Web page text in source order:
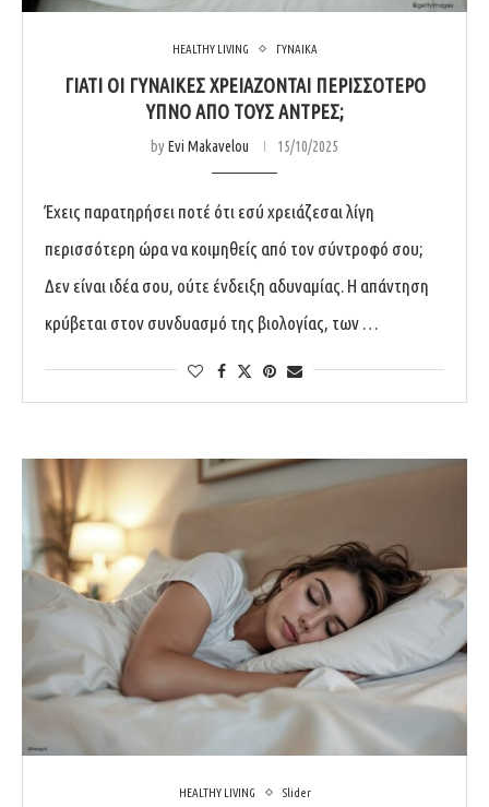
HEALTHY LIVING ΓΥΝΑΙΚΑ
ΓΙΑΤΊ ΟΙ ΓΥΝΑΊΚΕΣ ΧΡΕΙΆΖΟΝΤΑΙ ΠΕΡΙΣΣΌΤΕΡΟ
ΎΠΝΟ ΑΠΌ ΤΟΥΣ ΆΝΤΡΕΣ;
byEvi Makavelou 15/10/2025
Έχεις παρατηρήσει ποτέ ότι εσύ χρειάζεσαι λίγη
περισσότερη ώρα να κοιμηθείς από τον σύντροφό σου;
Δεν είναι ιδέα σου, ούτε ένδειξη αδυναμίας. Η απάντηση
κρύβεται στον συνδυασμό της βιολογίας, των …
HEALTHY LIVING Slider